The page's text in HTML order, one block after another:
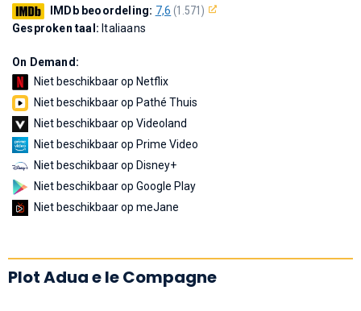
IMDb beoordeling: 7,6 (1.571)
Gesproken taal: Italiaans
On Demand:
Niet beschikbaar op Netflix
Niet beschikbaar op Pathé Thuis
Niet beschikbaar op Videoland
Niet beschikbaar op Prime Video
Niet beschikbaar op Disney+
Niet beschikbaar op Google Play
Niet beschikbaar op meJane
Plot Adua e le Compagne